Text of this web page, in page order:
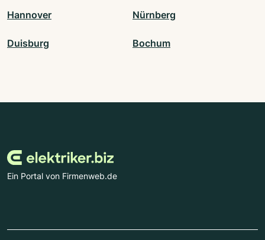
Hannover Nürnberg
Duisburg Bochum
Ein Portal von Firmenweb.de